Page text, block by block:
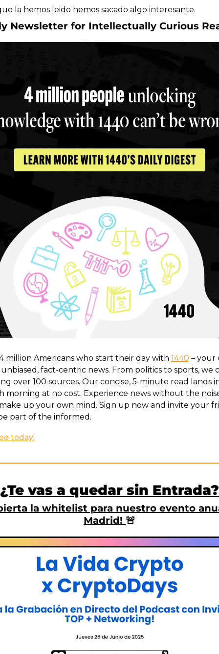
la hemos leido hemos sacado algo interesante.
Newsletter for Intellectually Curious
million Americans who start their day with 1440 – your
fact-centric news. From politics to sports, we
over 100 sources. Our concise, 5-minute read lands
morning at no cost. Experience news without the
up your own mind. Sign up now and invite your
part of the informed.
today!
¿Te vas a quedar sin Entrada?
la whitelist para nuestro evento
Madrid! 🚨